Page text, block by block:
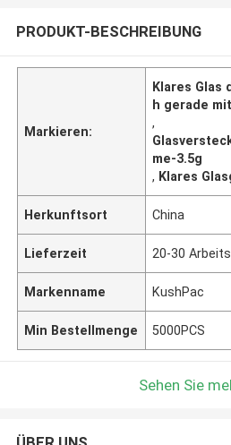
PRODUKT-BESCHREIBUNG
Markieren:
Klares Glas
h gerade
,
me-3.5g
, Klares
Herkunftsort China
Lieferzeit 20-30
Markenname KushPac
Min Bestellmenge 5000PCS
Sehen Sie